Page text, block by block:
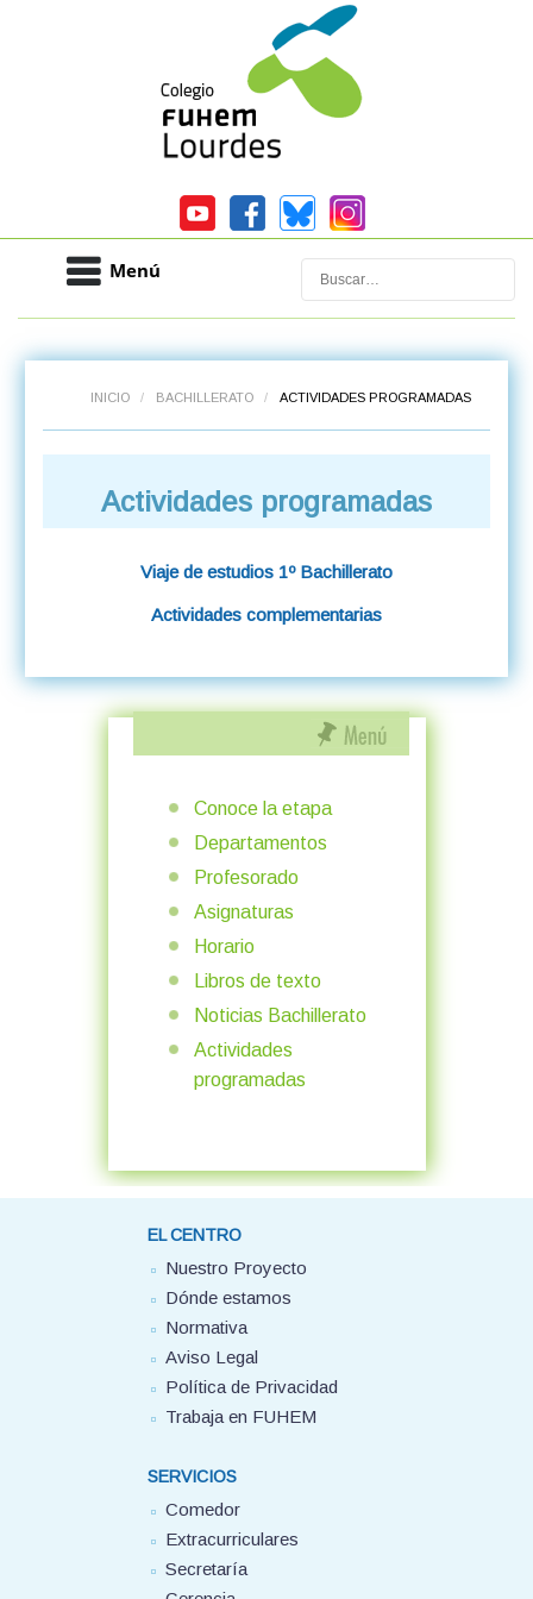
Menú Buscar
INICIO / BACHILLERATO / ACTIVIDADES PROGRAMADAS
Actividades programadas
Viaje de estudios 1º Bachillerato
Actividades complementarias
Conoce la etapa
Departamentos
Profesorado
Asignaturas
Horario
Libros de texto
Noticias Bachillerato
Actividades
programadas
EL CENTRO
Nuestro Proyecto
Dónde estamos
Normativa
Aviso Legal
Política de Privacidad
Trabaja en FUHEM
SERVICIOS
Comedor
Extracurriculares
Secretaría